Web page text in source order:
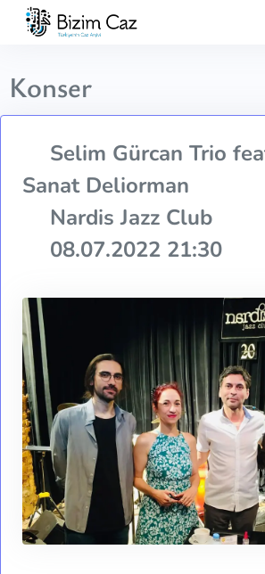
Konser
Selim Gürcan Trio
Sanat Deliorman
Nardis Jazz Club
08.07.2022 21:30